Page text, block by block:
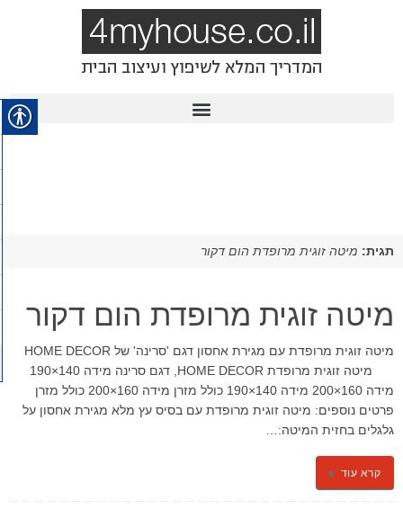
תגית: מיטה זוגית מרופדת הום דקור
מיטה זוגית מרופדת הום דקור
מיטה זוגית מרופדת HOME DECOR, דגם סרינה מידה 140×190
מידה 160×200 מידה 140×190 כולל מזרן מידה 160×200 כולל מזרן
פרטים נוספים: מיטה זוגית מרופדת עם בסיס עץ מלא מגירת אחסון על
גלגלים בחזית המיטה:…
קרא עוד